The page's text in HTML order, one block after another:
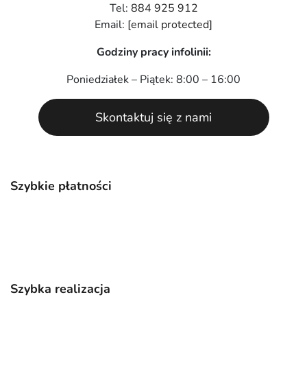
Szybkie płatności
Szybka realizacja
Tel: 884 925 912
Email: [email protected]
Godziny pracy infolinii:
Poniedziałek – Piątek: 8:00 – 16:00
Skontaktuj się z nami